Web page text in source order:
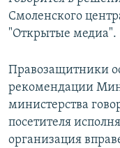
Смоленского
"Открытые медиа".
Правозащитники
рекомендации
министерства
посетителя
организация